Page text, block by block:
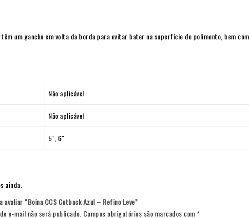
têm um gancho em volta da borda para evitar bater na superfície de polimento, bem
Não aplicável
Não aplicável
5", 6"
ainda.
avaliar “Boina CCS Cutback Azul – Refino Leve”
e-mail não será publicado. Campos obrigatórios são marcados com*